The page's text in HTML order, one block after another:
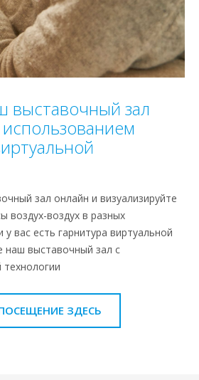
выставочный зал
зал онлайн и визуализируйте
воздух-воздух в разных
вас есть гарнитура виртуальной
наш выставочный зал с
ЗДЕСЬ